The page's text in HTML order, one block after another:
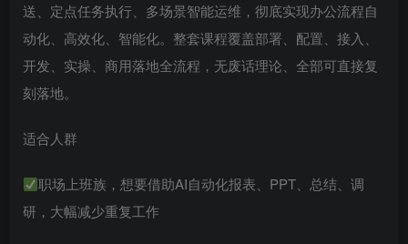
送、定点任务执行、多场景智能运维，彻底实现办公流程自
动化、高效化、智能化。整套课程覆盖部署、配置、接入、
开发、实操、商用落地全流程，无废话理论、全部可直接复
刻落地。
适合人群
职场上班族，想要借助AI自动化报表、PPT、总结、调
研，大幅减少重复工作